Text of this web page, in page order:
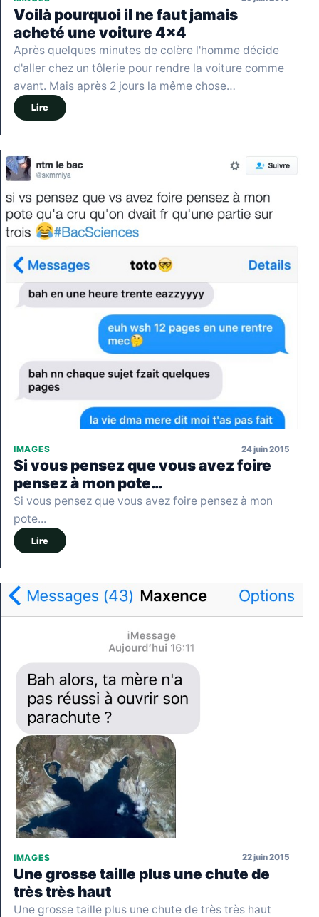
Voilà pourquoi il ne faut jamais
acheté une voiture 4×4
Après quelques minutes de colère l'homme décide
d'aller chez un tôlerie pour rendre la voiture comme
avant. Mais après 2 jours la même chose…
Lire
IMAGES 24 juin 2015
Si vous pensez que vous avez foire
pensez à mon pote…
Si vous pensez que vous avez foire pensez à mon
pote...
Lire
IMAGES 22 juin 2015
Une grosse taille plus une chute de
très très haut
Une grosse taille plus une chute de très très haut